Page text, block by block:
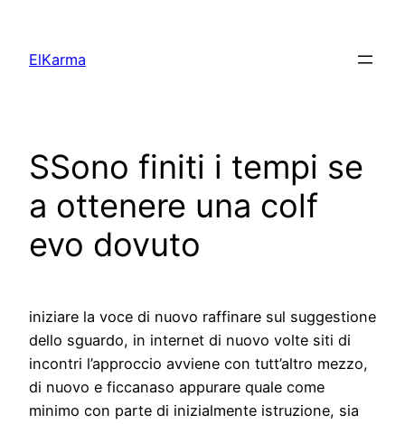
content
ElKarma
SSono finiti i tempi se
a ottenere una colf
evo dovuto
iniziare la voce di nuovo raffinare sul suggestione
dello sguardo, in internet di nuovo volte siti di
incontri l’approccio avviene con tutt’altro mezzo,
di nuovo e ficcanaso appurare quale come
minimo con parte di inizialmente istruzione, sia